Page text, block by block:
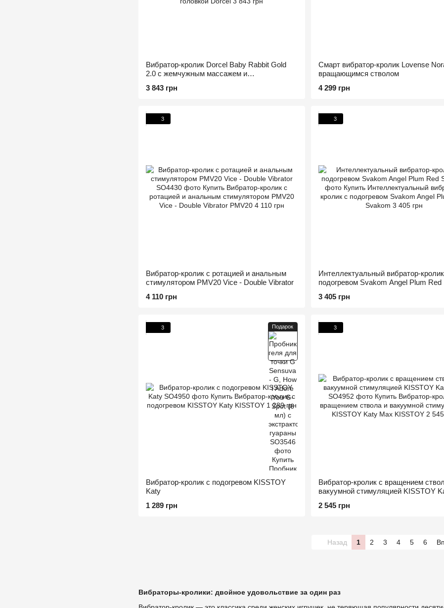
Вибраторы-кролики: двойное удовольствие за один раз
Вибратор-кролик Dorcel Baby Rabbit Gold
2.0 с жемчужным массажем и
3 843 грн
Смарт вибратор-кролик Lovense
вращающимся стволом
4 299 грн
3
Вибратор-кролик с ротацией и анальным
стимулятором PMV20 Vice - Double Vibrator
4 110 грн
3
Интеллектуальный вибратор-
подогревом Svakom Angel Plum Red
3 405 грн
Подарок
3
Вибратор-кролик с подогревом KISSTOY
Katy
1 289 грн
3
Вибратор-кролик с вращением
вакуумной стимуляцией KISSTOY
2 545 грн
Назад 1 2 3 4 5 6